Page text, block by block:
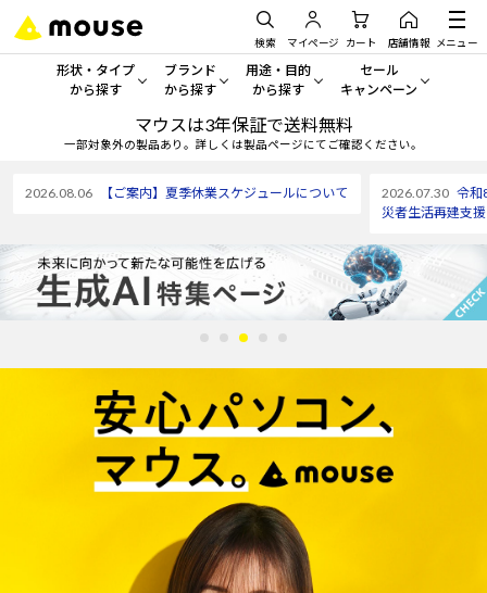
検索 マイページ カート 店舗情報 メニュー
形状・タイプ
から探す
形状・タイプから探す をすべてみる
タブレット
ワークステーション
Windows 11|Copilot+ PC
ブランド
から探す
mouse
DAIV
iiyama
Windows 11
用途・目的
から探す
一般向けパソコン
ビジネス向けパソコン
スペック/パーツ別
Windows 11
セール
キャンペーン
セール・キャンペー
人気モデルが期間限定・お
アウトレットパソコン
すべて新品の旧モデル製品
Windows 11
マウスは3年保証で送料無料
一部対象外の製品あり。詳しくは製品ページにてご確認ください。
2026.08.06 【ご案内】夏季休業スケジュールについて 2026.07.30 令和
災者生活再建支